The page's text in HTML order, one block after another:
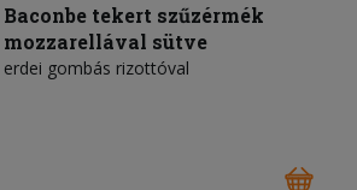
Baconbe tekert szűzérmék
mozzarellával sütve
erdei gombás rizottóval